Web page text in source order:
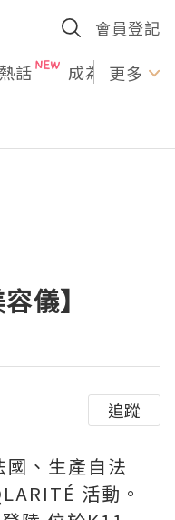
會員登記
話 成為U更多
儀】
追蹤
、生產自法
活動。